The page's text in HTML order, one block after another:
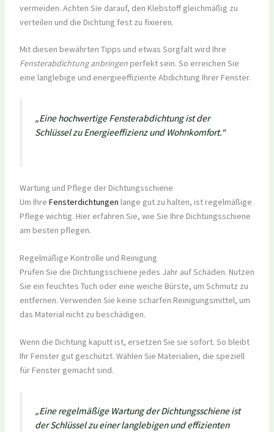
vermeiden. Achten Sie darauf, den Klebstoff gleichmäßig zu
verteilen und die Dichtung fest zu fixieren.
Mit diesen bewährten Tipps und etwas Sorgfalt wird Ihre
Fensterabdichtung anbringenperfekt sein. So erreichen Sie
eine langlebige und energieeffiziente Abdichtung Ihrer Fenster.
„Eine hochwertige Fensterabdichtung ist der
Schlüssel zu Energieeffizienz und Wohnkomfort.“
Wartung und Pflege der Dichtungsschiene
Um Ihre Fensterdichtungen lange gut zu halten, ist regelmäßige
Pflege wichtig. Hier erfahren Sie, wie Sie Ihre Dichtungsschiene
am besten pflegen.
Regelmäßige Kontrolle und Reinigung
Prüfen Sie die Dichtungsschiene jedes Jahr auf Schäden. Nutzen
Sie ein feuchtes Tuch oder eine weiche Bürste, um Schmutz zu
entfernen. Verwenden Sie keine scharfen Reinigungsmittel, um
das Material nicht zu beschädigen.
Wenn die Dichtung kaputt ist, ersetzen Sie sie sofort. So bleibt
Ihr Fenster gut geschützt. Wählen Sie Materialien, die speziell
für Fenster gemacht sind.
„Eine regelmäßige Wartung der Dichtungsschiene ist
der Schlüssel zu einer langlebigen und effizienten